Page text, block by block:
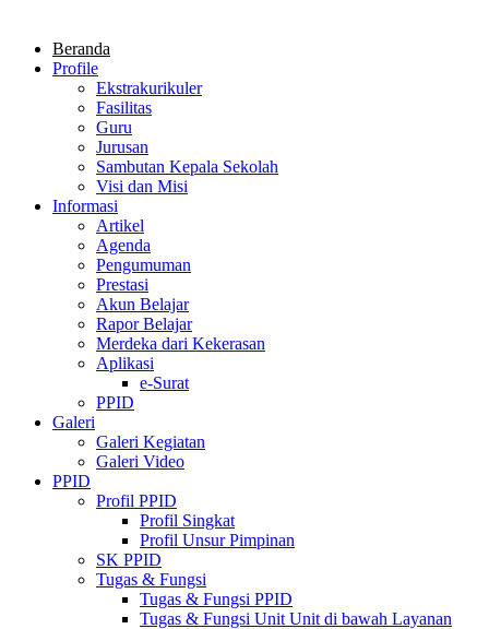
Beranda
Profile
Ekstrakurikuler
Fasilitas
Guru
Jurusan
Sambutan Kepala Sekolah
Visi dan Misi
Informasi
Artikel
Agenda
Pengumuman
Prestasi
Akun Belajar
Rapor Belajar
Merdeka dari Kekerasan
Aplikasi
e-Surat
PPID
Galeri
Galeri Kegiatan
Galeri Video
PPID
Profil PPID
Profil Singkat
Profil Unsur Pimpinan
SK PPID
Tugas & Fungsi
Tugas & Fungsi PPID
Tugas & Fungsi Unit Unit di bawah Layanan